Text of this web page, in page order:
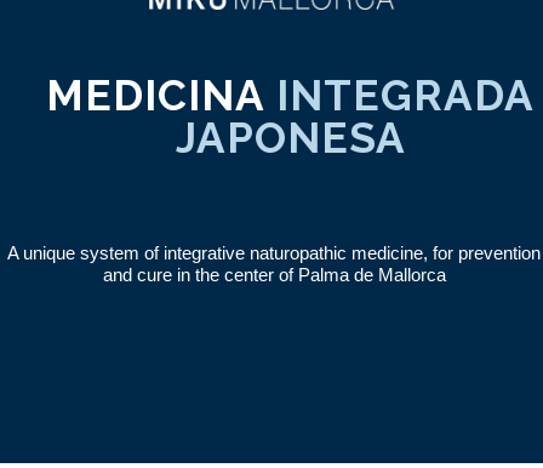
MEDICINA INTEGRADA
JAPONESA
A unique system of integrative naturopathic medicine, for prevention
and cure in the center of Palma de Mallorca